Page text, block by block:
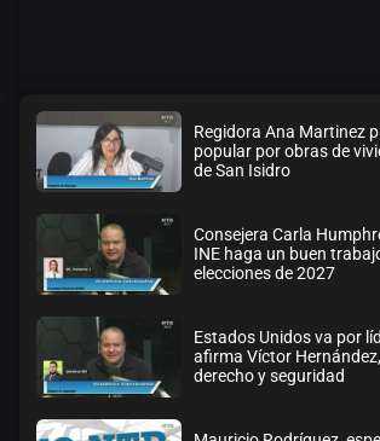
Avalan rebaja del Siapa para 203 colonias
Regidora Ana Martinez
popular por obras de
de San Isidro
Consejera Carla
INE haga un buen
elecciones de 2027
Estados Unidos va por
afirma Víctor
derecho y seguridad